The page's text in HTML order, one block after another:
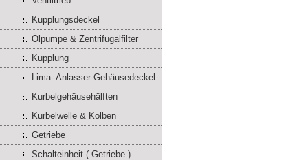
Kupplungsdeckel
Ölpumpe & Zentrifugalfilter
Kupplung
Lima- Anlasser-Gehäusedeckel
Kurbelgehäusehälften
Kurbelwelle & Kolben
Getriebe
Schalteinheit ( Getriebe )